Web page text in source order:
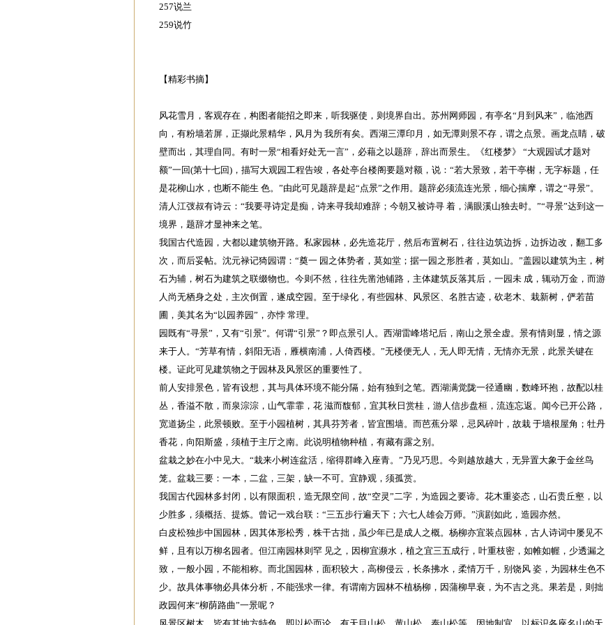
257说兰
259说竹
【精彩书摘】
风花雪月，客观存在，构图者能招之即来，听我驱使，则境界自出。苏州网师园，有亭名“月到风来”，临池西
向，有粉墙若屏，正撷此景精华，风月为 我所有矣。西湖三潭印月，如无潭则景不存，谓之点景。画龙点睛，破
壁而出，其理自同。有时一景“相看好处无一言”，必藉之以题辞，辞出而景生。《红楼梦》 “大观园试才题对
额”一回(第十七回)，描写大观园工程告竣，各处亭台楼阁要题对额，说：“若大景致，若干亭榭，无字标题，任
是花柳山水，也断不能生 色。”由此可见题辞是起“点景”之作用。题辞必须流连光景，细心揣摩，谓之“寻景”。
清人江弢叔有诗云：“我要寻诗定是痴，诗来寻我却难辞；今朝又被诗寻 着，满眼溪山独去时。”“寻景”达到这一
境界，题辞才显神来之笔。
我国古代造园，大都以建筑物开路。私家园林，必先造花厅，然后布置树石，往往边筑边拆，边拆边改，翻工多
次，而后妥帖。沈元禄记猗园谓：“奠一 园之体势者，莫如堂；据一园之形胜者，莫如山。”盖园以建筑为主，树
石为辅，树石为建筑之联缀物也。今则不然，往往先凿池铺路，主体建筑反落其后，一园未 成，辄动万金，而游
人尚无栖身之处，主次倒置，遂成空园。至于绿化，有些园林、风景区、名胜古迹，砍老木、栽新树，俨若苗
圃，美其名为“以园养园”，亦悖 常理。
园既有“寻景”，又有“引景”。何谓“引景”？即点景引人。西湖雷峰塔圮后，南山之景全虚。景有情则显，情之源
来于人。“芳草有情，斜阳无语，雁横南浦，人倚西楼。”无楼便无人，无人即无情，无情亦无景，此景关键在
楼。证此可见建筑物之于园林及风景区的重要性了。
前人安排景色，皆有设想，其与具体环境不能分隔，始有独到之笔。西湖满觉陇一径通幽，数峰环抱，故配以桂
丛，香溢不散，而泉淙淙，山气霏霏，花 滋而馥郁，宜其秋日赏桂，游人信步盘桓，流连忘返。闻今已开公路，
宽道扬尘，此景顿败。至于小园植树，其具芬芳者，皆宜围墙。而芭蕉分翠，忌风碎叶，故栽 于墙根屋角；牡丹
香花，向阳斯盛，须植于主厅之南。此说明植物种植，有藏有露之别。
盆栽之妙在小中见大。“栽来小树连盆活，缩得群峰入座青。”乃见巧思。今则越放越大，无异置大象于金丝鸟
笼。盆栽三要：一本，二盆，三架，缺一不可。宜静观，须孤赏。
我国古代园林多封闭，以有限面积，造无限空间，故“空灵”二字，为造园之要谛。花木重姿态，山石贵丘壑，以
少胜多，须概括、提炼。曾记一戏台联：“三五步行遍天下；六七人雄会万师。”演剧如此，造园亦然。
白皮松独步中国园林，因其体形松秀，株干古拙，虽少年已是成人之概。杨柳亦宜装点园林，古人诗词中屡见不
鲜，且有以万柳名园者。但江南园林则罕 见之，因柳宜濒水，植之宜三五成行，叶重枝密，如帷如幄，少透漏之
致，一般小园，不能相称。而北国园林，面积较大，高柳侵云，长条拂水，柔情万千，别饶风 姿，为园林生色不
少。故具体事物必具体分析，不能强求一律。有谓南方园林不植杨柳，因蒲柳早衰，为不吉之兆。果若是，则拙
政园何来“柳荫路曲”一景呢？